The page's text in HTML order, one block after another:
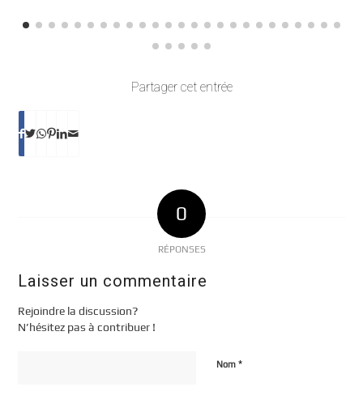
Partager cet entrée
0
RÉPONSES
Laisser un commentaire
Rejoindre la discussion?
N’hésitez pas à contribuer !
Nom*